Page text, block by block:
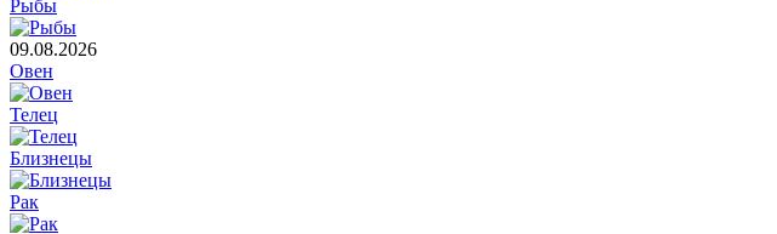
Рыбы
09.08.2026
Овен
Телец
Близнецы
Рак